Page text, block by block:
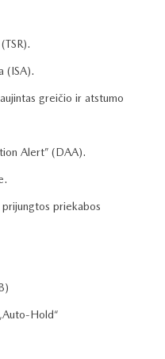
(ISA).
greičio ir atstumo
Alert” (DAA).
priekabos
Hold“